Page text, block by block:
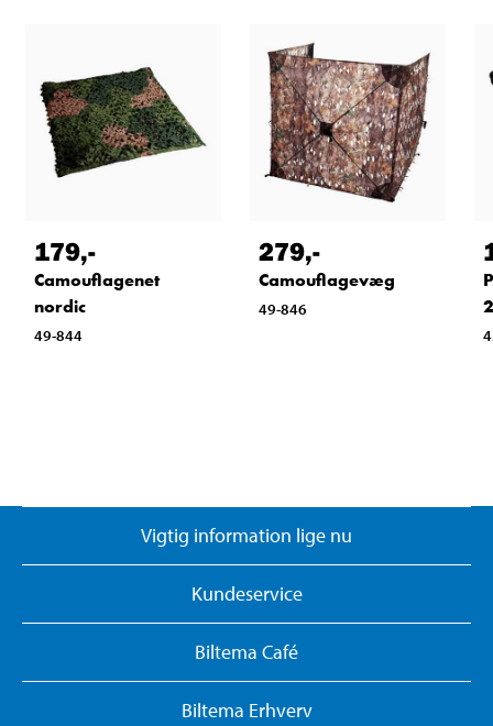
179,-
Camouflagenet
nordic
49-844
279,-
Camouflagevæg
49-846
Vigtig information lige nu
Kundeservice
Biltema Café
Biltema Erhverv